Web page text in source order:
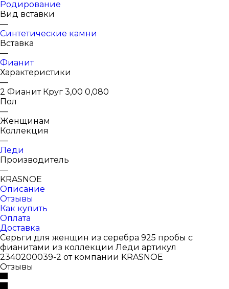
Родирование
Вид вставки
—
Синтетические камни
Вставка
—
Фианит
Характеристики
—
2 Фианит Круг 3,00 0,080
Пол
—
Женщинам
Коллекция
—
Леди
Производитель
—
KRASNOE
Описание
Отзывы
Как купить
Оплата
Доставка
Серьги для женщин из серебра 925 пробы с
фианитами из коллекции Леди артикул
2340200039-2 от компании KRASNOE
Отзывы